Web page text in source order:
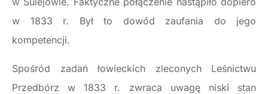
w 1833 r. Był to dowód zaufania do jego
kompetencji.
Spośród zadań łowieckich zleconych Leśnictwu
Przedbórz w 1833 r. zwraca uwagę niski stan